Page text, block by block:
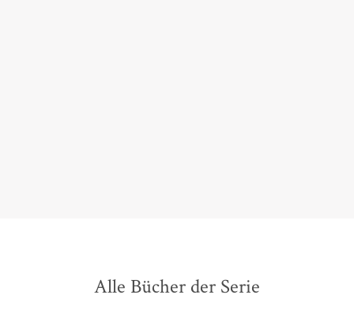
Alle Bücher der Serie